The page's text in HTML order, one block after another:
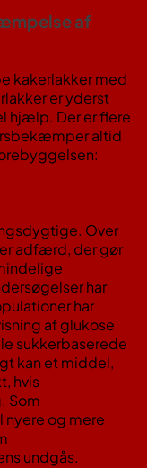
af
kakerlakker med
er yderst
hjælp. Der er flere
altid
Over
adfærd, der gør
har
har
af glukose
sukkerbaserede
kan et middel,
hvis
Som
nyere og mere
undgås.